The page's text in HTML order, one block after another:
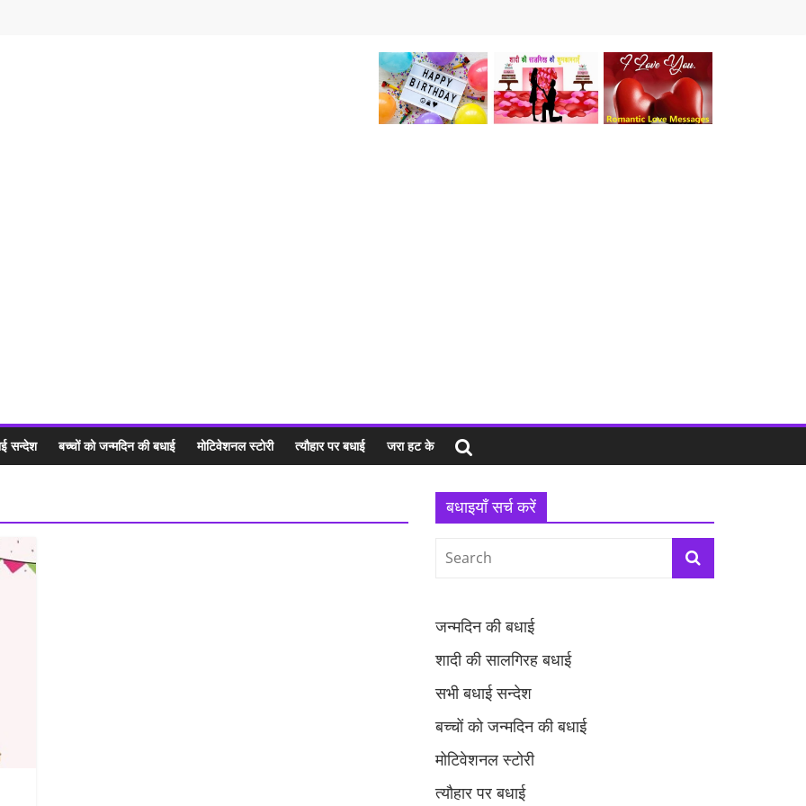
सन्देश बच्चों को जन्मदिन की बधाई मोटिवेशनल स्टोरी त्यौहार पर बधाई जरा हट के
बधाइयाँ सर्च करें
जन्मदिन की बधाई
शादी की सालगिरह बधाई
सभी बधाई सन्देश
बच्चों को जन्मदिन की बधाई
मोटिवेशनल स्टोरी
त्यौहार पर बधाई